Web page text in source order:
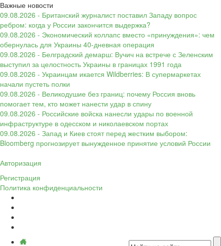
Важные новости
09.08.2026 - Британский журналист поставил Западу вопрос
ребром: когда у России закончится выдержка?
09.08.2026 - Экономический коллапс вместо «принуждения»: чем
обернулась для Украины 40-дневная операция
09.08.2026 - Белградский демарш: Вучич на встрече с Зеленским
выступил за целостность Украины в границах 1991 года
09.08.2026 - Украинцам икается Wildberries: В супермаркетах
начали пустеть полки
09.08.2026 - Великодушие без границ: почему Россия вновь
помогает тем, кто может нанести удар в спину
09.08.2026 - Российские войска нанесли удары по военной
инфраструктуре в одесском и николаевском портах
09.08.2026 - Запад и Киев стоят перед жестким выбором:
Bloomberg прогнозирует вынужденное принятие условий России
Авторизация
Регистрация
Политика конфиденциальности